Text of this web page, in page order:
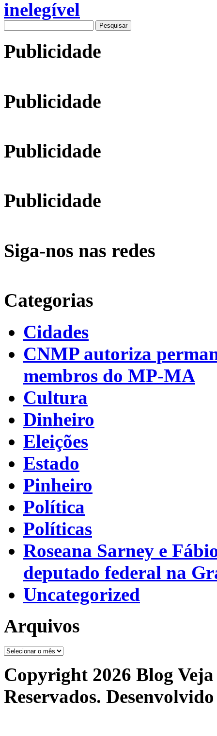
inelegível
por:
Publicidade
Publicidade
Publicidade
Publicidade
Siga-nos nas redes
Categorias
Cidades
CNMP autoriza
membros do MP-MA
Cultura
Dinheiro
Eleições
Estado
Pinheiro
Política
Políticas
Roseana Sarney e
deputado federal na
Uncategorized
Arquivos
Arquivos
Copyright 2026 Blog
Reservados.